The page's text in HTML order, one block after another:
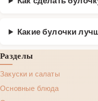
Какие булочки
Разделы
Закуски и салаты
Основные блюда